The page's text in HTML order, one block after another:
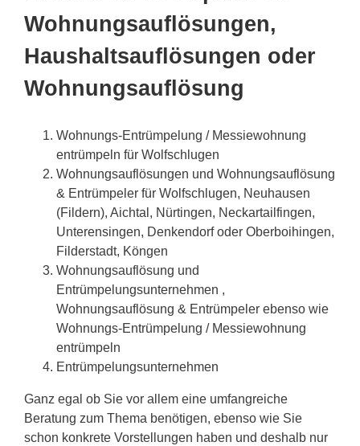
Wohnungsauflösungen,
Haushaltsauflösungen oder
Wohnungsauflösung
Wohnungs-Entrümpelung / Messiewohnung
entrümpeln für Wolfschlugen
Wohnungsauflösungen und Wohnungsauflösung
& Entrümpeler für Wolfschlugen, Neuhausen
(Fildern), Aichtal, Nürtingen, Neckartailfingen,
Unterensingen, Denkendorf oder Oberboihingen,
Filderstadt, Köngen
Wohnungsauflösung und
Entrümpelungsunternehmen ,
Wohnungsauflösung & Entrümpeler ebenso wie
Wohnungs-Entrümpelung / Messiewohnung
entrümpeln
Entrümpelungsunternehmen
Ganz egal ob Sie vor allem eine umfangreiche
Beratung zum Thema benötigen, ebenso wie Sie
schon konkrete Vorstellungen haben und deshalb nur